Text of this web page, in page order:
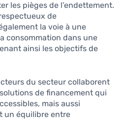
les pièges de l’endettement.
de
la voie à une
consommation dans une
ainsi les objectifs de
du secteur collaborent
de financement qui
mais aussi
un équilibre entre